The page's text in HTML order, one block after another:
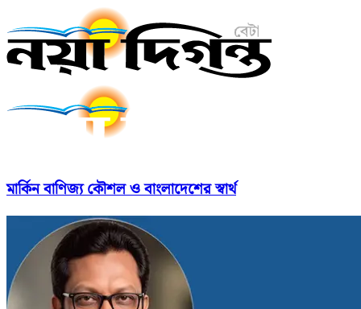
মার্কিন বাণিজ্য কৌশল ও বাংলাদেশের স্বার্থ